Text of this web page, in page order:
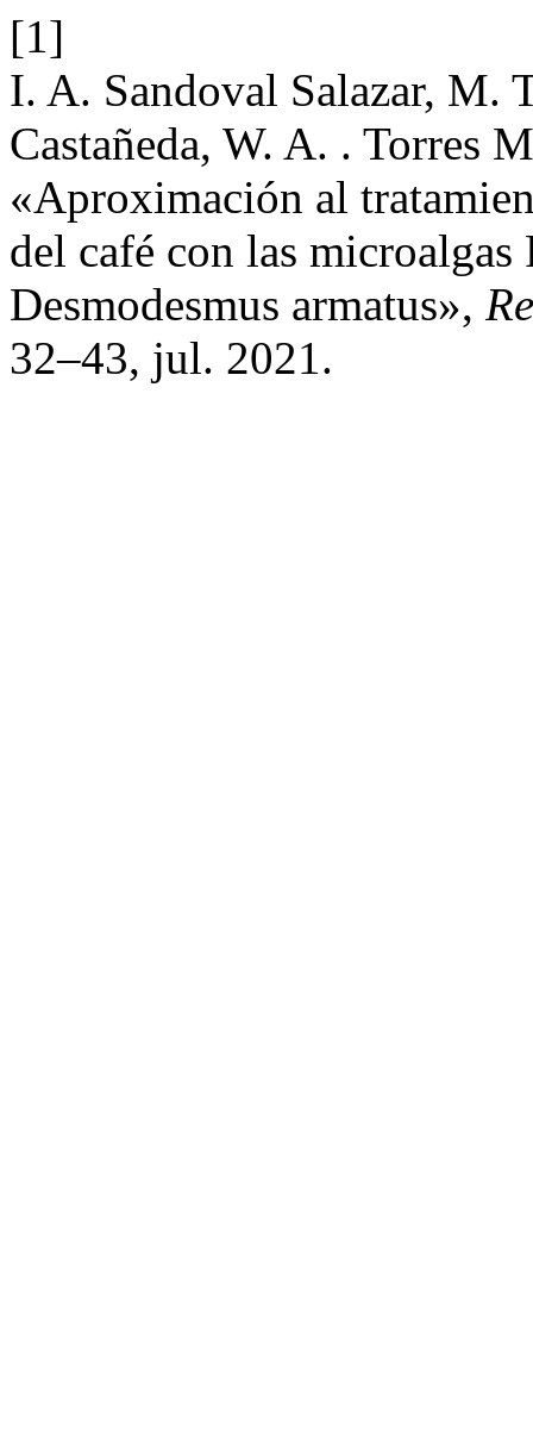
[1]
I. A. Sandoval Salazar, M.
Castañeda, W. A. . Torres
«Aproximación al
del café con las
Desmodesmus armatus»,
32–43, jul. 2021.